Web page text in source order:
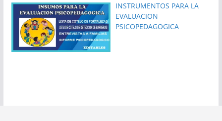
INSTRUMENTOS PARA LA
EVALUACION
PSICOPEDAGOGICA